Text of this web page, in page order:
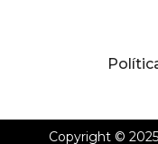
Copyright © 2025